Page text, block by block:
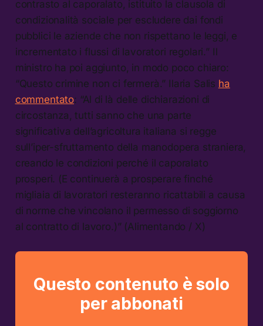
contrasto al caporalato, istituito la clausola di
condizionalità sociale per escludere dai fondi
pubblici le aziende che non rispettano le leggi, e
incrementato i flussi di lavoratori regolari.” Il
ministro ha poi aggiunto, in modo poco chiaro:
“Questo crimine non ci fermerà.” Ilaria Salis ha
commentato: “Al di là delle dichiarazioni di
circostanza, tutti sanno che una parte
significativa dell’agricoltura italiana si regge
sull’iper-sfruttamento della manodopera straniera,
creando le condizioni perché il caporalato
prosperi. (E continuerà a prosperare finché
migliaia di lavoratori resteranno ricattabili a causa
di norme che vincolano il permesso di soggiorno
al contratto di lavoro.)” (Alimentando / X)
Questo contenuto è solo
per abbonati